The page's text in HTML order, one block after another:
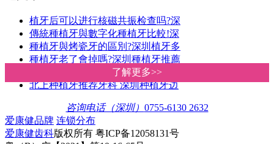
了解更多>>
了解更多>>
植牙后可以进行核磁共振检查吗?深
傳統種植牙與數字化種植牙比較!深
種植牙與烤瓷牙的區別?深圳植牙多
種植牙老了會掉嗎?深圳種植牙推薦
傳統種植牙VS數字化種植牙 深圳愛
北上种植牙推荐牙科 深圳种植牙边
咨询电话（深圳） 0755-6130 2632
爱康健品牌 连锁分布
爱康健齿科版权所有 粤ICP备12058131号